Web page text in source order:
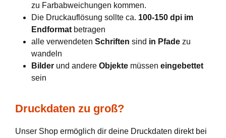
zu Farbabweichungen kommen.
Die Druckauflösung sollte ca. 100-150 dpi im
Endformat betragen
alle verwendeten Schriften sind in Pfade zu
wandeln
Bilder und andere Objekte müssen eingebettet
sein
Druckdaten zu groß?
Unser Shop ermöglich dir deine Druckdaten direkt bei